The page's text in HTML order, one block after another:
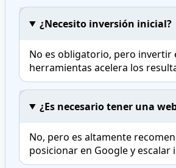
¿Necesito inversión inicial?
No es obligatorio, pero invertir
herramientas acelera los
¿Es necesario tener una
No, pero es altamente
posicionar en Google y escalar